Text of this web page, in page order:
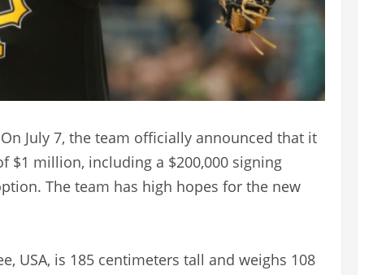
July 7, the team officially announced that it
$1 million, including a $200,000 signing
The team has high hopes for the new
USA, is 185 centimeters tall and weighs 108